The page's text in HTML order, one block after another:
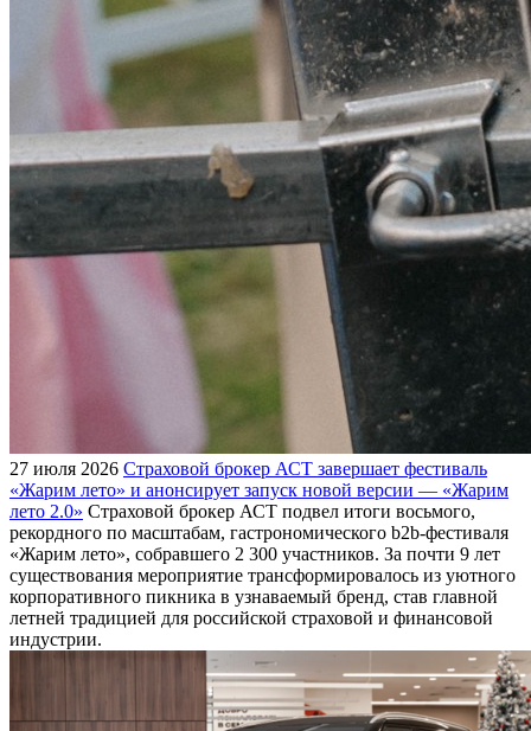
27 июля 2026 Страховой брокер АСТ завершает фестиваль
«Жарим лето» и анонсирует запуск новой версии — «Жарим
лето 2.0» Страховой брокер АСТ подвел итоги восьмого,
рекордного по масштабам, гастрономического b2b-фестиваля
«Жарим лето», собравшего 2 300 участников. За почти 9 лет
существования мероприятие трансформировалось из уютного
корпоративного пикника в узнаваемый бренд, став главной
летней традицией для российской страховой и финансовой
индустрии.